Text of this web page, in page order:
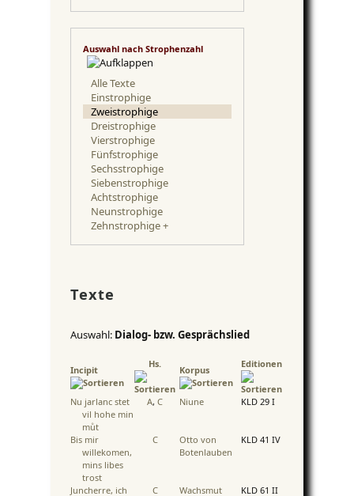
Auswahl nach Strophenzahl
Alle Texte
Einstrophige
Zweistrophige
Dreistrophige
Vierstrophige
Fünfstrophige
Sechsstrophige
Siebenstrophige
Achtstrophige
Neunstrophige
Zehnstrophige +
Texte
Auswahl: Dialog- bzw. Gesprächslied
Incipit
Hs.
Korpus
Editionen
Nu jarlanc stet
vil hohe min
muͦt
A, C Niune KLD 29 I
Bis mir
willekomen,
mins libes
trost
C
Otto von
Botenlauben
KLD 41 IV
Juncherre, ich C Wachsmut KLD 61 II